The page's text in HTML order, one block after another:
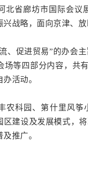
北省廊坊市国际会议
战略，面向京津、放
、促进贸易”的办会
场等四部分内容，共
活动。
农科园、第什里风
建设及发展模式，
推广。